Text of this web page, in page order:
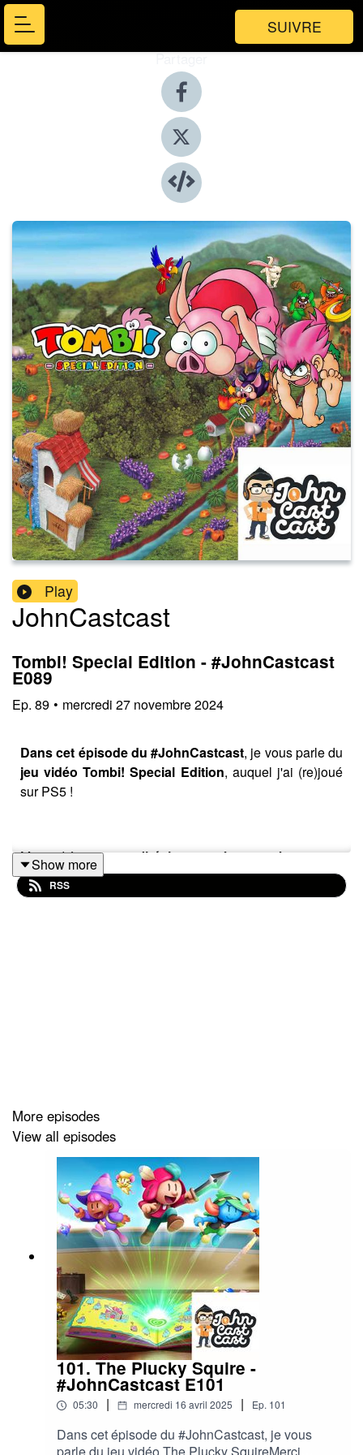
SUIVRE
Partager
Play
JohnCastcast
Tombi! Special Edition - #JohnCastcast
E089
Ep. 89 • mercredi 27 novembre 2024
Dans cet épisode du #JohnCastcast, je vous parle du
jeu vidéo Tombi! Special Edition, auquel j'ai (re)joué
sur PS5 !
Merci d'écouter, etn'hésitez pas à vous abonner, et
pourquoi pas à mettre 5 étoiles sur Apple Podcast et/ou
un commentaire si cet épisode vous a plu !
🌐 MES RÉSEAUX SOCIAUX🌐
👉Blog :https://www.JohnCouscous.com
👉Twitter :https://www.twitter.com/JohnCouscous
👉Instagram :
https://www.instagram.com/JohnCouscous
👉Tiktok :https://www.tiktok.com/@JohnCouscous
👉Discord :https://discord.gg/gnG9guE
contact@johncouscous.com
Show more
RSS
More episodes
View all episodes
101. The Plucky Squire -
#JohnCastcast E101
05:30 | mercredi 16 avril 2025 | Ep. 101
Dans cet épisode du #JohnCastcast, je vous